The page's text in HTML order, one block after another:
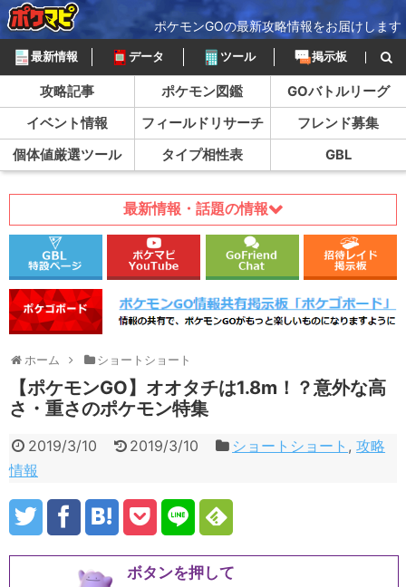
ポケモンGOの最新攻略情報をお届けします
最新情報 データ ツール 掲示板
攻略記事 ポケモン図鑑
GOバトルリーグ
イベント情報
フィールドリサーチ
フレンド募集
個体値厳選ツール
タイプ相性表 GBL
最新情報・話題の情報
ホーム ショートショート
【ポケモンGO】オオタチは1.8m！？意外な高
さ・重さのポケモン特集
2019/3/10 2019/3/10 ショートショート ,攻略
情報
ボタンを押して